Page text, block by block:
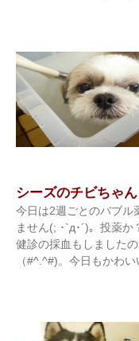
シーズのチビちゃん
今日は2週ごとのバブル
ません(; ･`д･´)。投薬
健診の採血もしました
（#^.^#)。今日もかわ